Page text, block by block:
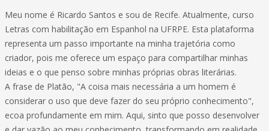
Meu nome é Ricardo Santos e sou de Recife. Atualmente, curso
Letras com habilitação em Espanhol na UFRPE. Esta plataforma
representa um passo importante na minha trajetória como
criador, pois me oferece um espaço para compartilhar minhas
ideias e o que penso sobre minhas próprias obras literárias.
A frase de Platão, "A coisa mais necessária a um homem é
considerar o uso que deve fazer do seu próprio conhecimento",
ecoa profundamente em mim. Aqui, sinto que posso desenvolver